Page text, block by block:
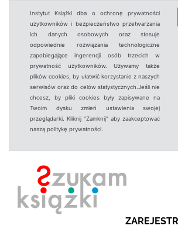
Instytut Książki dba o ochronę prywatności
użytkowników i bezpieczeństwo przetwarzania
ich danych osobowych oraz stosuje
odpowiednie rozwiązania technologiczne
zapobiegające ingerencji osób trzecich w
prywatność użytkowników. Używamy także
plików cookies, by ułatwić korzystanie z naszych
serwisów oraz do celów statystycznych.Jeśli nie
chcesz, by pliki cookies były zapisywane na
Twoim dysku zmień ustawienia swojej
przeglądarki. Kliknij "Zamknij" aby zaakceptować
naszą politykę prywatności.